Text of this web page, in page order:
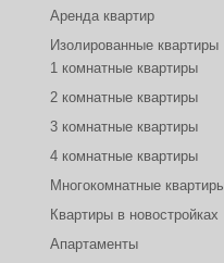
Аренда квартир
Изолированные квартиры
1 комнатные квартиры
2 комнатные квартиры
3 комнатные квартиры
4 комнатные квартиры
Многокомнатные
Квартиры в новостройках
Апартаменты